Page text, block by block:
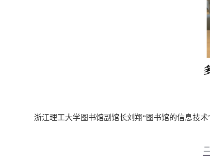
浙江理工大学图书馆副馆长刘翔“图书馆的信息技